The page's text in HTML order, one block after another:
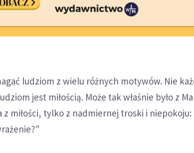
ludziom z wielu różnych motywów. Nie
jest miłością. Może tak właśnie było z
z miłości, tylko z nadmiernej troski i